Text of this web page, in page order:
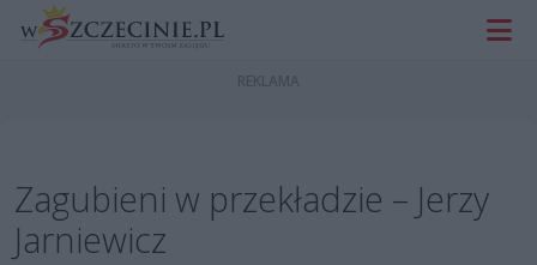
Zagubieni w przekładzie – Jerzy
Jarniewicz